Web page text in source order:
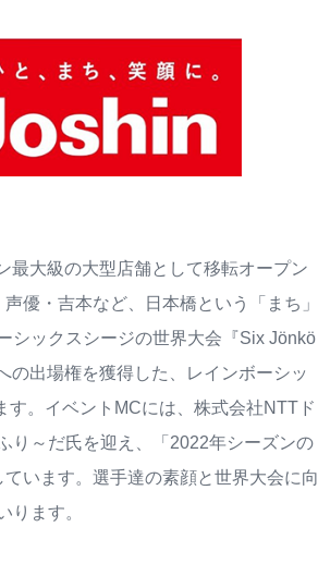
最大級の大型店舗として移転オープン
優・吉本など、日本橋という「まち」
シックスシージの世界大会『Six Jönkö
の出場権を獲得した、レインボーシッ
。イベントMCには、株式会社NTTド
り～だ氏を迎え、「2022年シーズンの
います。選手達の素顔と世界大会に向
ります。